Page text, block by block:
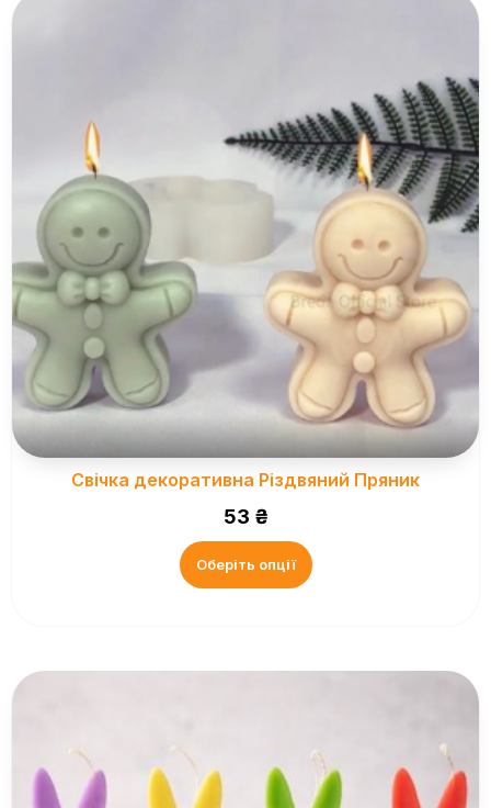
Свічка декоративна Різдвяний Пряник
53 ₴
Оберіть опції